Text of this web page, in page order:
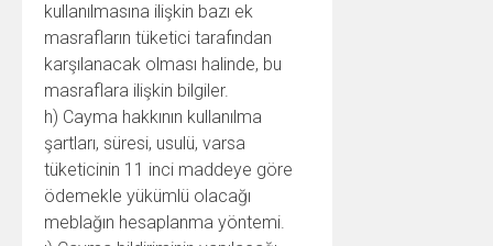
kullanılmasına ilişkin bazı ek
masrafların tüketici tarafından
karşılanacak olması halinde, bu
masraflara ilişkin bilgiler.
h) Cayma hakkının kullanılma
şartları, süresi, usulü, varsa
tüketicinin 11 inci maddeye göre
ödemekle yükümlü olacağı
meblağın hesaplanma yöntemi.